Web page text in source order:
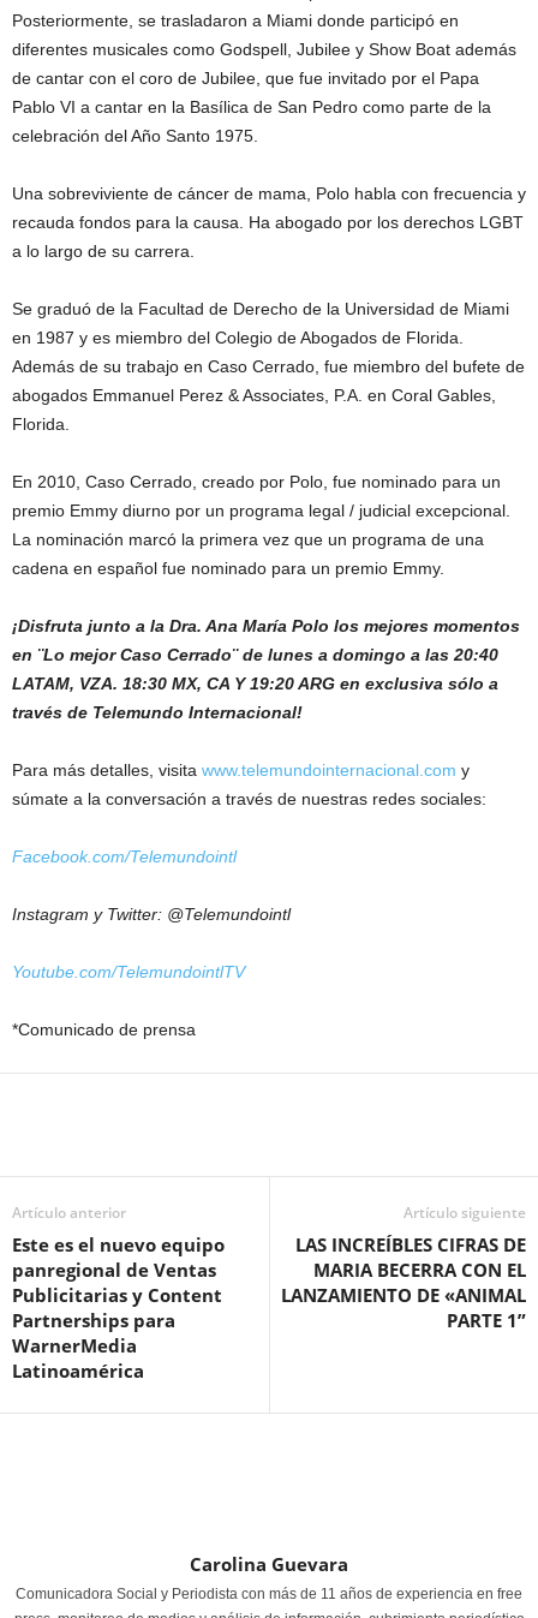
Posteriormente, se trasladaron a Miami donde participó en
diferentes musicales como Godspell, Jubilee y Show Boat además
de cantar con el coro de Jubilee, que fue invitado por el Papa
Pablo VI a cantar en la Basílica de San Pedro como parte de la
celebración del Año Santo 1975.
Una sobreviviente de cáncer de mama, Polo habla con frecuencia y
recauda fondos para la causa. Ha abogado por los derechos LGBT
a lo largo de su carrera.
Se graduó de la Facultad de Derecho de la Universidad de Miami
en 1987 y es miembro del Colegio de Abogados de Florida.
Además de su trabajo en Caso Cerrado, fue miembro del bufete de
abogados Emmanuel Perez & Associates, P.A. en Coral Gables,
Florida.
En 2010, Caso Cerrado, creado por Polo, fue nominado para un
premio Emmy diurno por un programa legal / judicial excepcional.
La nominación marcó la primera vez que un programa de una
cadena en español fue nominado para un premio Emmy.
¡Disfruta junto a la Dra. Ana María Polo los mejores momentos
en ¨Lo mejor Caso Cerrado¨ de lunes a domingo a las 20:40
LATAM, VZA. 18:30 MX, CA Y 19:20 ARG en exclusiva sólo a
través de Telemundo Internacional!
Para más detalles, visita www.telemundointernacional.com y
súmate a la conversación a través de nuestras redes sociales:
Facebook.com/Telemundointl
Instagram y Twitter: @Telemundointl
Youtube.com/TelemundointlTV
*Comunicado de prensa
Artículo anterior
Este es el nuevo equipo
panregional de Ventas
Publicitarias y Content
Partnerships para
WarnerMedia
Latinoamérica
Artículo siguiente
LAS INCREÍBLES CIFRAS DE
MARIA BECERRA CON EL
LANZAMIENTO DE «ANIMAL
PARTE 1”
Carolina Guevara
Comunicadora Social y Periodista con más de 11 años de experiencia en free